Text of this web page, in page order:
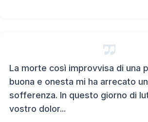
La morte così improvvisa di una
buona e onesta mi ha arrecato
sofferenza. In questo giorno di
vostro dolor...